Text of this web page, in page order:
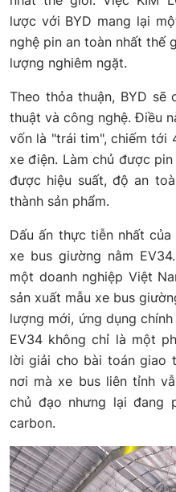
lược với BYD mang lại
nghệ pin an toàn nhất thế
lượng nghiêm ngặt.
Theo thỏa thuận, BYD
thuật và công nghệ. Điều
vốn là "trái tim", chiếm tới
xe điện. Làm chủ được
được hiệu suất, độ an
thành sản phẩm.
Dấu ấn thực tiễn nhất
xe bus giường nằm
một doanh nghiệp Việt
sản xuất mẫu xe bus
lượng mới, ứng dụng
EV34 không chỉ là một
lời giải cho bài toán giao
nơi mà xe bus liên tỉnh
chủ đạo nhưng lại đang
carbon.